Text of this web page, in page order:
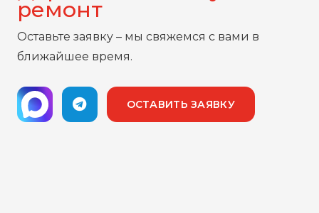
ремонт
Оставьте заявку – мы свяжемся с вами в
ближайшее время.
ОСТАВИТЬ ЗАЯВКУ